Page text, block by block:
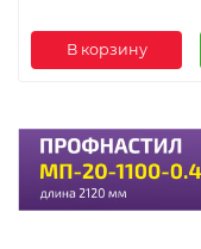
В корзину